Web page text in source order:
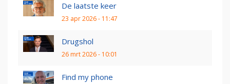
De laatste keer
23 apr 2026 - 11:47
Drugshol
26 mrt 2026 - 10:01
Find my phone